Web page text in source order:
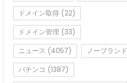
ドメイン取得 (22)
ドメイン管理 (33)
ニュース (4057) ノーブランド
パチンコ (1387)